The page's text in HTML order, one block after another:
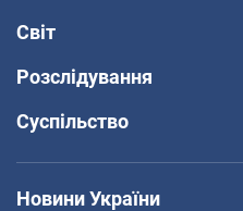
Світ
Розслідування
Суспільство
Новини України